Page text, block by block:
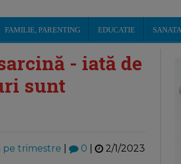
FAMILIE, PARENTING EDUCATIE
- iată de
sunt
pe trimestre 0 2/1/2023